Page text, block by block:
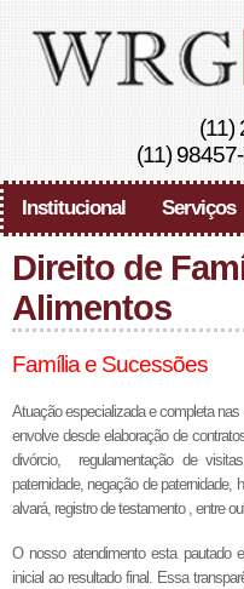
(11)
(11)
Institucional Serviços
Direito de
Alimentos
Família e Sucessões
Atuação especializada e completa
envolve desde elaboração de
divórcio, regulamentação de
paternidade, negação de paternidade,
alvará, registro de testamento , entre
O nosso atendimento esta pautado
inicial ao resultado final. Essa